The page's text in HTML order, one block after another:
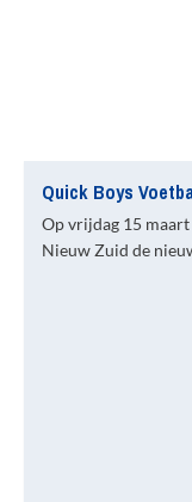
Quick Boys
Op vrijdag 15
Nieuw Zuid de